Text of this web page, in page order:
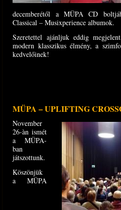
decemberétől a MÜPA CD
Classical – Musixperience albumok.
Szeretettel ajánljuk eddig
modern klasszikus élmény, a
kedvelőinek!
MÜPA – UPLIFTING
November
26-àn ismét
a MÜPA-
ban
játszottunk.
Köszönjük
a MÜPA